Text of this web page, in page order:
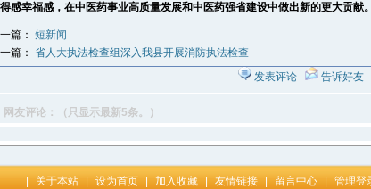
感幸福感，在中医药事业高质量发展和中医药强省建设中做出新的更大贡献。
篇： 短新闻
篇： 省人大执法检查组深入我县开展消防执法检查
发表评论
告诉好友
网友评论：（只显示最新5条。）
关于本站 设为首页 加入收藏 友情链接 留言中心 管理登